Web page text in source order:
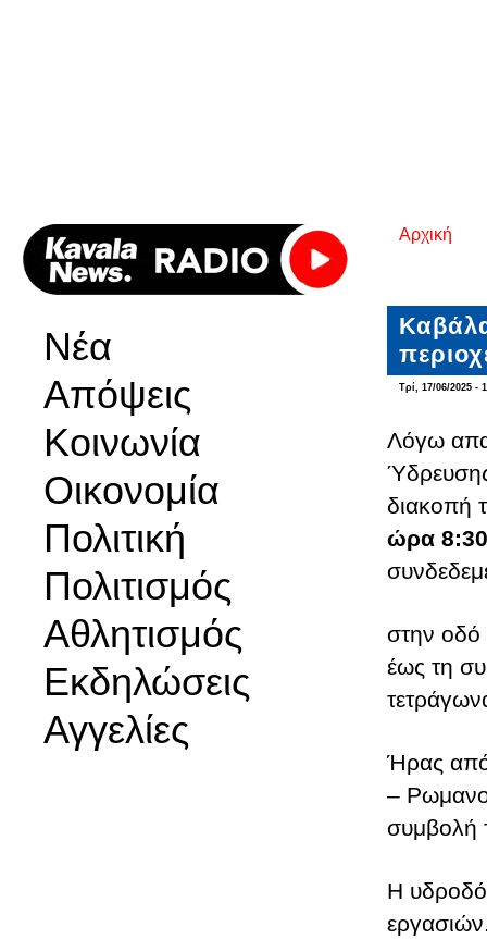
Νέα
Απόψεις
Κοινωνία
Οικονομία
Πολιτική
Πολιτισμός
Αθλητισμός
Εκδηλώσεις
Αγγελίες
Είστε
Αρχική
Τρί, 17/06/2025 -
Λόγω
διακοπή
ώρα
στην οδό
έως τη
Ήρας
–
συμβολή
Η